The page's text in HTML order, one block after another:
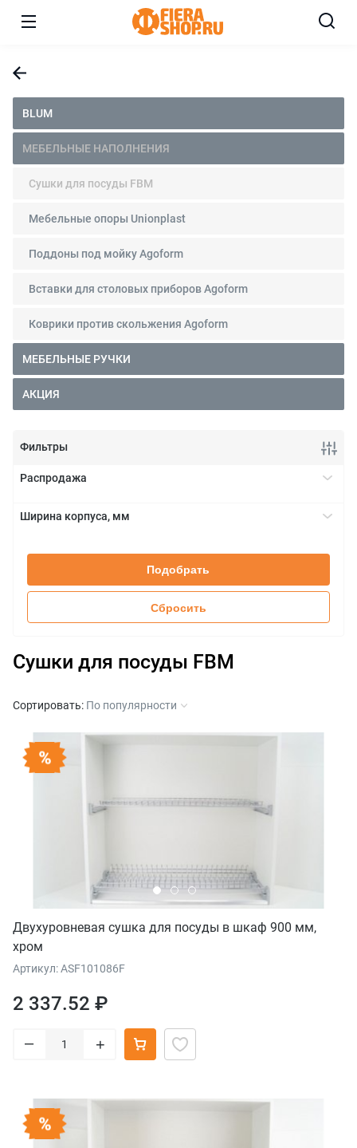
BLUM
МЕБЕЛЬНЫЕ НАПОЛНЕНИЯ
Сушки для посуды FBM
Мебельные опоры Unionplast
Поддоны под мойку Agoform
Вставки для столовых приборов Agoform
Коврики против скольжения Agoform
МЕБЕЛЬНЫЕ РУЧКИ
АКЦИЯ
Фильтры
Распродажа
Ширина корпуса, мм
Подобрать
Сбросить
Сушки для посуды FBM
Сортировать: По популярности
Двухуровневая сушка для посуды в шкаф 900 мм,
хром
Артикул: ASF101086F
2 337.52 ₽
– +